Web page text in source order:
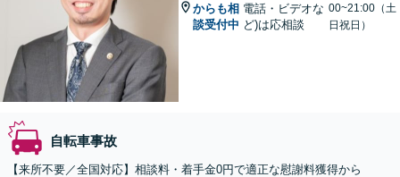
からも相
談受付中
電話・ビデオな
ど)は応相談
00~21:00（土
日祝日）
自転車事故
【来所不要／全国対応】相談料・着手金0円で適正な慰謝料獲得から